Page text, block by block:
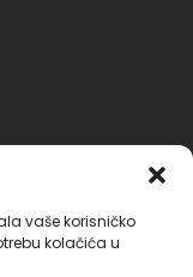
vaše korisničko
kolačića u